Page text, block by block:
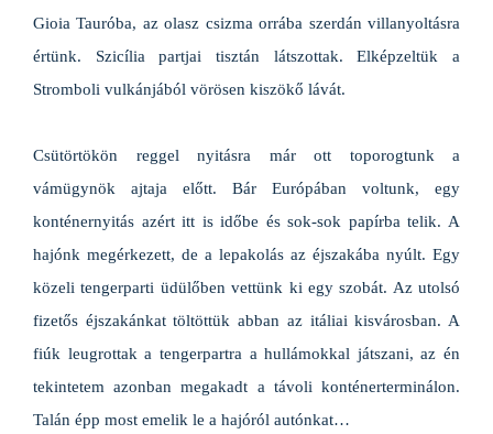
Gioia Tauróba, az olasz csizma orrába szerdán villanyoltásra
értünk. Szicília partjai tisztán látszottak. Elképzeltük a
Stromboli vulkánjából vörösen kiszökő lávát.
Csütörtökön reggel nyitásra már ott toporogtunk a
vámügynök ajtaja előtt. Bár Európában voltunk, egy
konténernyitás azért itt is időbe és sok-sok papírba telik. A
hajónk megérkezett, de a lepakolás az éjszakába nyúlt. Egy
közeli tengerparti üdülőben vettünk ki egy szobát. Az utolsó
fizetős éjszakánkat töltöttük abban az itáliai kisvárosban. A
fiúk leugrottak a tengerpartra a hullámokkal játszani, az én
tekintetem azonban megakadt a távoli konténerterminálon.
Talán épp most emelik le a hajóról autónkat…